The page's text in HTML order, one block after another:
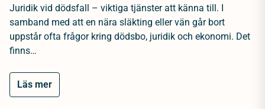
Juridik vid dödsfall – viktiga tjänster att känna till. I
samband med att en nära släkting eller vän går bort
uppstår ofta frågor kring dödsbo, juridik och ekonomi. Det
finns…
Läs mer